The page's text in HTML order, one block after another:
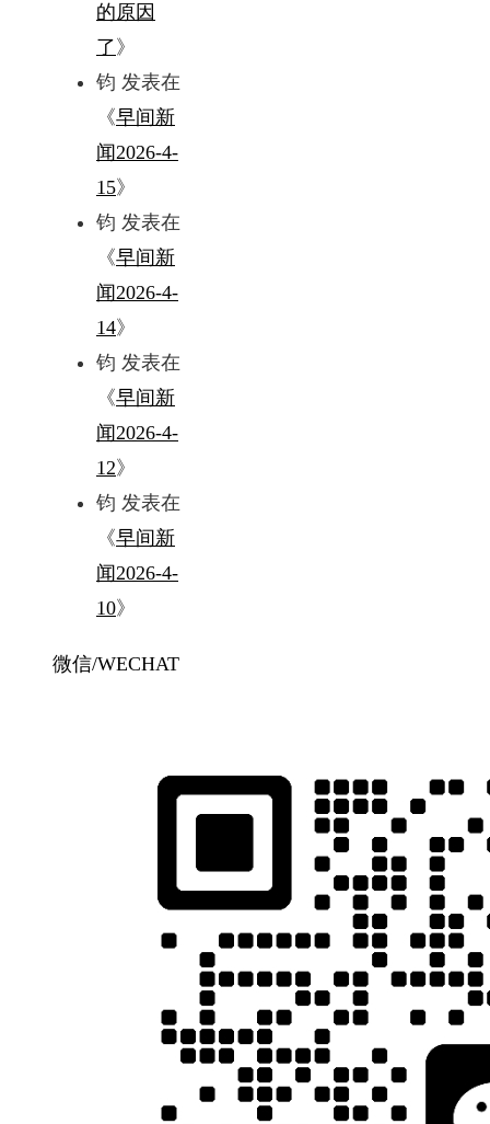
的原因
了 》
钧 发表在
《早间新
闻2026-4-
15》
钧 发表在
《早间新
闻2026-4-
14》
钧 发表在
《早间新
闻2026-4-
12》
钧 发表在
《早间新
闻2026-4-
10》
微信/WECHAT